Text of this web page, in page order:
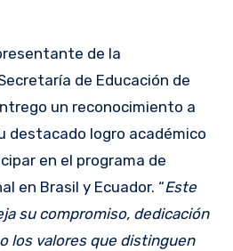
de la
de Educación de
un reconocimiento a
destacado logro académico
en el programa de
en Brasil y Ecuador. “Este
su compromiso, dedicación
los valores que distinguen